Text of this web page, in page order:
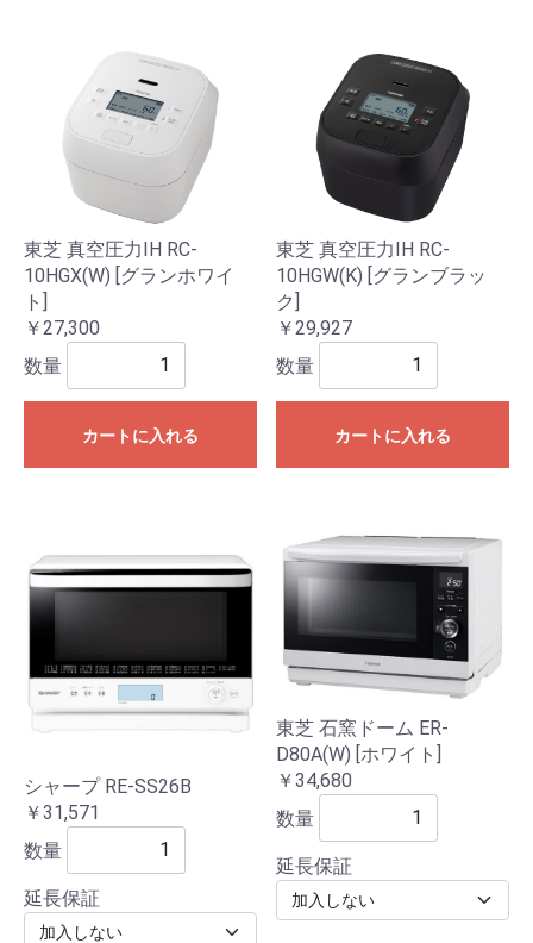
東芝 真空圧力IH RC-
10HGX(W) [グランホワイ
ト]
￥27,300
数量
カートに入れる
東芝 真空圧力IH RC-
10HGW(K) [グランブラッ
ク]
￥29,927
数量
カートに入れる
シャープ RE-SS26B
￥31,571
数量
延長保証
東芝 石窯ドーム ER-
D80A(W) [ホワイト]
￥34,680
数量
延長保証